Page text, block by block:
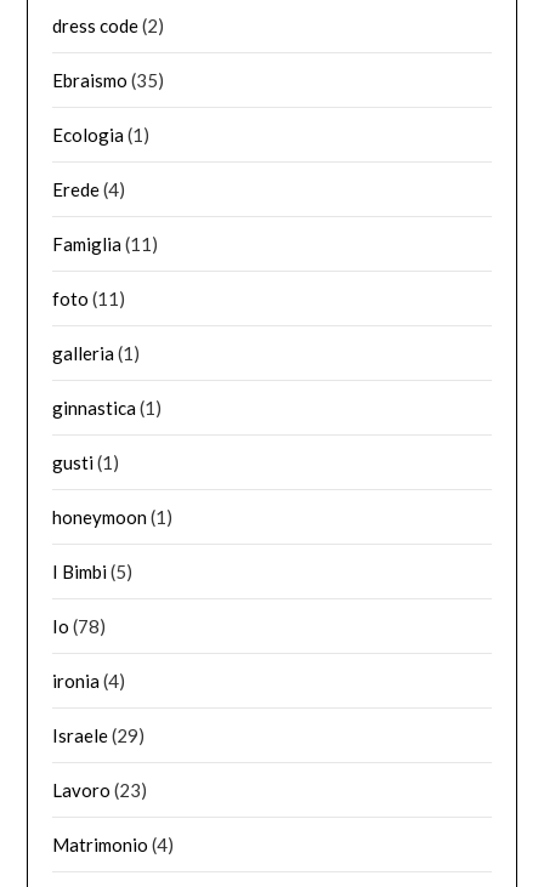
dress code(2)
Ebraismo (35)
Ecologia(1)
Erede(4)
Famiglia(11)
foto (11)
galleria(1)
ginnastica(1)
gusti(1)
honeymoon(1)
I Bimbi(5)
Io (78)
ironia(4)
Israele(29)
Lavoro (23)
Matrimonio (4)